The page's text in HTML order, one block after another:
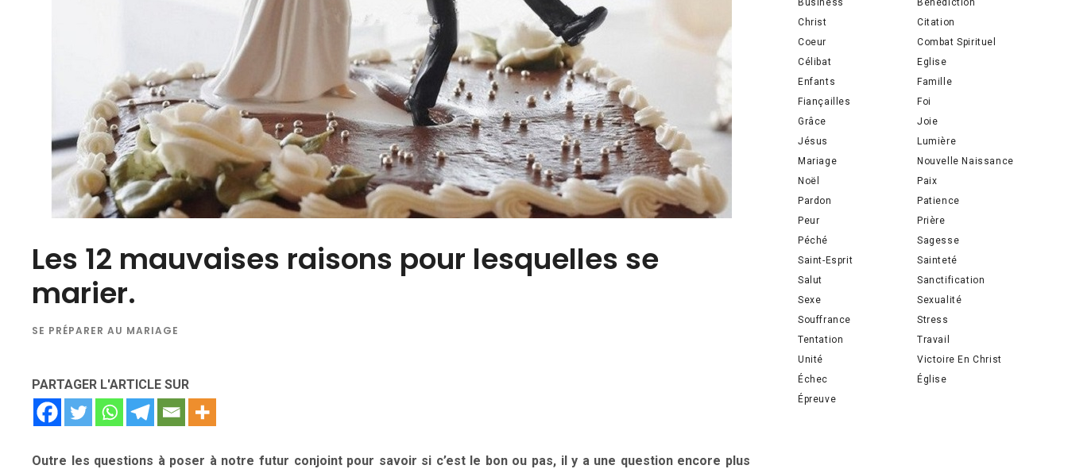
Les 12 mauvaises raisons pour lesquelles se
marier.
SE PRÉPARER AU MARIAGE
PARTAGER L'ARTICLE SUR
Outre les questions à poser à notre futur conjoint pour savoir si c’est le bon ou pas, il y a une question encore plus
Business
Bénédiction
Christ
Citation
Coeur
Combat Spirituel
Célibat
Eglise
Enfants
Famille
Fiançailles
Foi
Grâce
Joie
Jésus
Lumière
Mariage
Nouvelle Naissance
Noël
Paix
Pardon
Patience
Peur
Prière
Péché
Sagesse
Saint-Esprit
Sainteté
Salut
Sanctification
Sexe
Sexualité
Souffrance
Stress
Tentation
Travail
Unité
Victoire En Christ
Échec
Église
Épreuve